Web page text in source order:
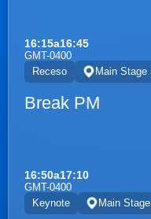
16:15a16:45
GMT-0400
Receso
Main Stage
Break PM
16:50a17:10
GMT-0400
Keynote
Main Stage